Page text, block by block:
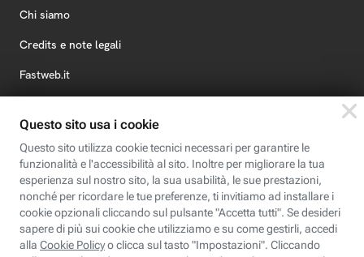
Chi siamo
Credits e note legali
Fastweb.it
Fastweb Digital Academy
STEP FuturAbility District